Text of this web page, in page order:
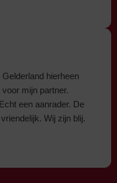
hierheen
mijn partner.
een aanrader. De
Wij zijn blij.